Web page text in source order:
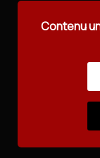
Contenu